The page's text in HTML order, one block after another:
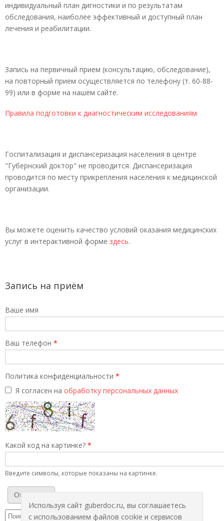
индивидуальный план дигностики и по результатам
обследования, наиболее эффективный и доступный план
лечения и реабилитации.
Запись на первичный прием (консультацию, обследование),
на повторный прием осуществляется по телефону (т. 60-88-
99) или в форме на нашем сайте.
Правила подготовки к диагностическим исследованиям
Госпитализация и диспансеризация населения в центре
"Губернский доктор" не проводится. Диспансеризация
проводится по месту прикрепления населения к медицинской
организации.
Вы можете оценить качество условий оказания медицинских
услуг в интерактивной форме здесь.
Запись на приём
Ваше имя
Ваш телефон *
Политика конфиденциальности *
Я согласен на обработку персональных данных
Какой код на картинке? *
Введите символы, которые показаны на картинке.
Используя сайт guberdoc.ru, вы соглашаетесь
с использованием файлов cookie и сервисов